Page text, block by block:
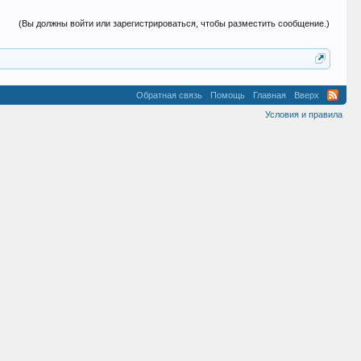
(Вы должны войти или зарегистрироваться, чтобы разместить сообщение.)
Обратная связь Помощь Главная
Вверх
Условия и правила